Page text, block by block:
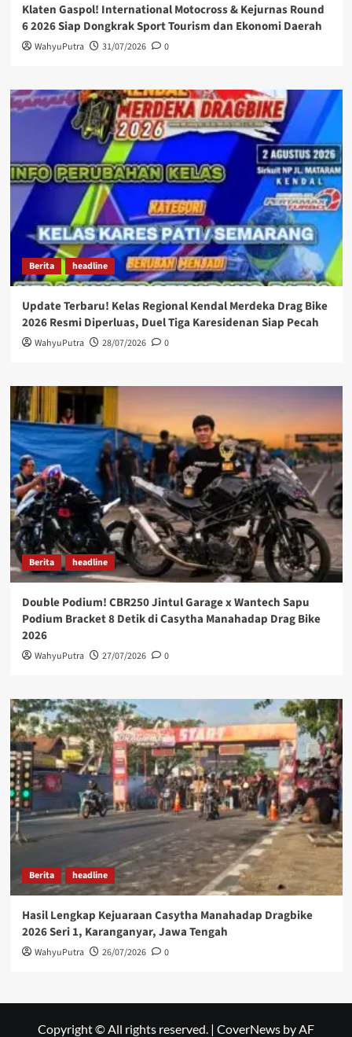
Klaten Gaspol! International Motocross & Kejurnas Round
6 2026 Siap Dongkrak Sport Tourism dan Ekonomi Daerah
WahyuPutra 31/07/2026 0
Berita headline
Update Terbaru! Kelas Regional Kendal Merdeka Drag Bike
2026 Resmi Diperluas, Duel Tiga Karesidenan Siap Pecah
WahyuPutra 28/07/2026 0
Berita headline
Double Podium! CBR250 Jintul Garage x Wantech Sapu
Podium Bracket 8 Detik di Casytha Manahadap Drag Bike
2026
WahyuPutra 27/07/2026 0
Berita headline
Hasil Lengkap Kejuaraan Casytha Manahadap Dragbike
2026 Seri 1, Karanganyar, Jawa Tengah
WahyuPutra 26/07/2026 0
Copyright © All rights reserved. | CoverNews by AF